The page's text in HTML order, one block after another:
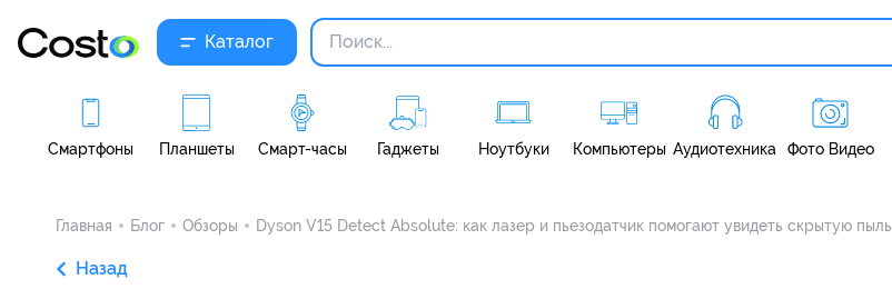
Каталог
Смартфоны Планшеты Смарт-часы Гаджеты Ноутбуки Компьютеры Аудиотехника Фото Видео
Главная Блог Обзоры Dyson V15 Detect Absolute: как лазер и пьезодатчик помогают увидеть скрытую пыль
Назад